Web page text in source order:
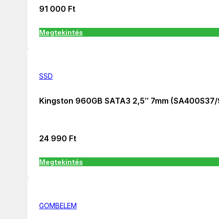
91 000 Ft
Megtekintés
SSD
Kingston 960GB SATA3 2,5″ 7mm
24 990 Ft
Megtekintés
GOMBELEM